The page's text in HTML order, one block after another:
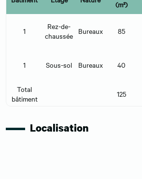
(m²)
1
Rez-de-
chaussée Bureaux 85
1 Sous-sol Bureaux 40
Total
bâtiment
125
Localisation